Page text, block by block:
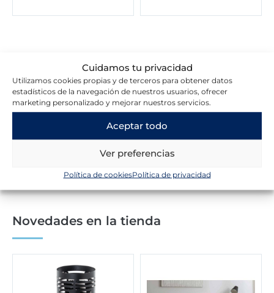
Cuidamos tu privacidad
Utilizamos cookies propias y de terceros para obtener datos
estadísticos de la navegación de nuestros usuarios, ofrecer
marketing personalizado y mejorar nuestros servicios.
Aceptar todo
Ver preferencias
Política de cookiesPolítica de privacidad
Lo que dicen nuestros clientes
Escribir una reseña
Novedades en la tienda